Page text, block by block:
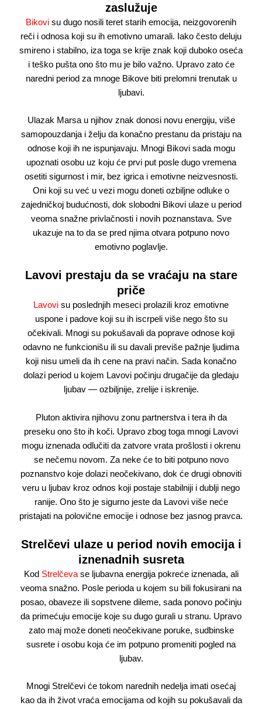
zaslužuje
Bikovi su dugo nosili teret starih emocija, neizgovorenih
reči i odnosa koji su ih emotivno umarali. Iako često deluju
smireno i stabilno, iza toga se krije znak koji duboko oseća
i teško pušta ono što mu je bilo važno. Upravo zato će
naredni period za mnoge Bikove biti prelomni trenutak u
ljubavi.
Ulazak Marsa u njihov znak donosi novu energiju, više
samopouzdanja i želju da konačno prestanu da pristaju na
odnose koji ih ne ispunjavaju. Mnogi Bikovi sada mogu
upoznati osobu uz koju će prvi put posle dugo vremena
osetiti sigurnost i mir, bez igrica i emotivne neizvesnosti.
Oni koji su već u vezi mogu doneti ozbiljne odluke o
zajedničkoj budućnosti, dok slobodni Bikovi ulaze u period
veoma snažne privlačnosti i novih poznanstava. Sve
ukazuje na to da se pred njima otvara potpuno novo
emotivno poglavlje.
Lavovi prestaju da se vraćaju na stare
priče
Lavovi su poslednjih meseci prolazili kroz emotivne
uspone i padove koji su ih iscrpeli više nego što su
očekivali. Mnogi su pokušavali da poprave odnose koji
odavno ne funkcionišu ili su davali previše pažnje ljudima
koji nisu umeli da ih cene na pravi način. Sada konačno
dolazi period u kojem Lavovi počinju drugačije da gledaju
ljubav — ozbiljnije, zrelije i iskrenije.
Pluton aktivira njihovu zonu partnerstva i tera ih da
preseku ono što ih koči. Upravo zbog toga mnogi Lavovi
mogu iznenada odlučiti da zatvore vrata prošlosti i okrenu
se nečemu novom. Za neke će to biti potpuno novo
poznanstvo koje dolazi neočekivano, dok će drugi obnoviti
veru u ljubav kroz odnos koji postaje stabilniji i dublji nego
ranije. Ono što je sigurno jeste da Lavovi više neće
pristajati na polovične emocije i odnose bez jasnog pravca.
Strelčevi ulaze u period novih emocija i
iznenadnih susreta
Kod Strelčevase ljubavna energija pokreće iznenada, ali
veoma snažno. Posle perioda u kojem su bili fokusirani na
posao, obaveze ili sopstvene dileme, sada ponovo počinju
da primećuju emocije koje su dugo gurali u stranu. Upravo
zato maj može doneti neočekivane poruke, sudbinske
susrete i osobu koja će im potpuno promeniti pogled na
ljubav.
Mnogi Strelčevi će tokom narednih nedelja imati osećaj
kao da ih život vraća emocijama od kojih su pokušavali da